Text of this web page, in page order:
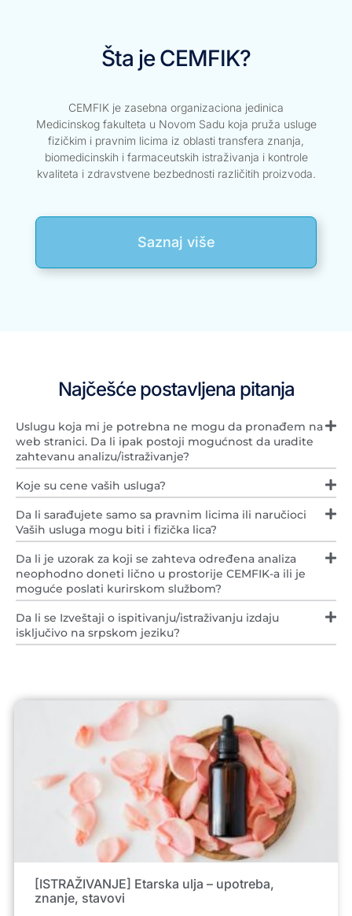
Šta je CEMFIK?
CEMFIK je zasebna organizaciona jedinica
Medicinskog fakulteta u Novom Sadu koja pruža usluge
fizičkim i pravnim licima iz oblasti transfera znanja,
biomedicinskih i farmaceutskih istraživanja i kontrole
kvaliteta i zdravstvene bezbednosti različitih proizvoda.
Saznaj više
Najčešće postavljena pitanja
Uslugu koja mi je potrebna ne mogu da pronađem na
web stranici. Da li ipak postoji mogućnost da uradite
zahtevanu analizu/istraživanje?
Koje su cene vaših usluga?
Da li sarađujete samo sa pravnim licima ili naručioci
Vaših usluga mogu biti i fizička lica?
Da li je uzorak za koji se zahteva određena analiza
neophodno doneti lično u prostorije CEMFIK-a ili je
moguće poslati kurirskom službom?
Da li se Izveštaji o ispitivanju/istraživanju izdaju
isključivo na srpskom jeziku?
[ISTRAŽIVANJE] Etarska ulja – upotreba,
znanje, stavovi